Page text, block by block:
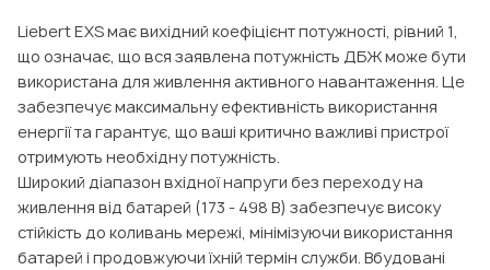
Liebert EXS має вихідний коефіцієнт потужності, рівний 1,
що означає, що вся заявлена потужність ДБЖ може бути
використана для живлення активного навантаження. Це
забезпечує максимальну ефективність використання
енергії та гарантує, що ваші критично важливі пристрої
отримують необхідну потужність.
Широкий діапазон вхідної напруги без переходу на
живлення від батарей (173 - 498 В) забезпечує високу
стійкість до коливань мережі, мінімізуючи використання
батарей і продовжуючи їхній термін служби. Вбудовані